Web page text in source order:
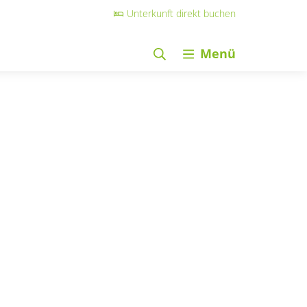
Unterkunft direkt buchen
Menü